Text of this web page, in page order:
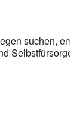
suchen,